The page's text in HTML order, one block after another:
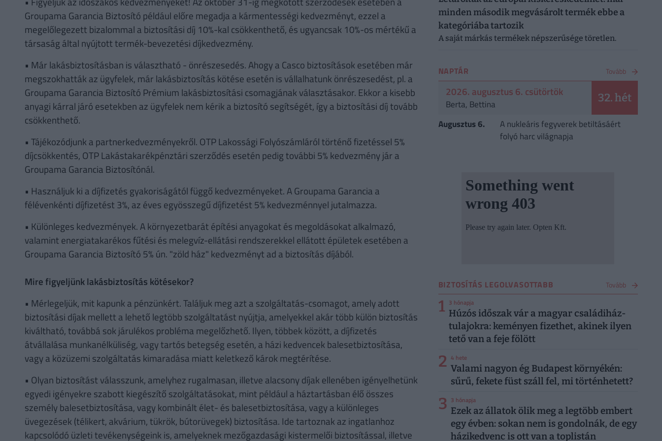
Groupama Garancia Biztosító például előre megadja a kármentességi kedvezményt, ezzel a
megelőlegezett bizalommal a biztosítási díj 10%-kal csökkenthető, és ugyancsak 10%-os mértékű a
társaság által nyújtott termék-bevezetési díjkedvezmény.
• Már lakásbiztosításban is választható - önrészesedés. Ahogy a Casco biztosítások esetében már
megszokhatták az ügyfelek, már lakásbiztosítás kötése esetén is vállalhatunk önrészesedést, pl. a
Groupama Garancia Biztosító Prémium lakásbiztosítási csomagjának választásakor. Ekkor a kisebb
anyagi kárral járó esetekben az ügyfelek nem kérik a biztosító segítségét, így a biztosítási díj tovább
csökkenthető.
• Tájékozódjunk a partnerkedvezményekről. OTP Lakossági Folyószámláról történő fizetéssel 5%
díjcsökkentés, OTP Lakástakarékpénztári szerződés esetén pedig további 5% kedvezmény jár a
Groupama Garancia Biztosítónál.
• Használjuk ki a díjfizetés gyakoriságától függő kedvezményeket. A Groupama Garancia a
félévenkénti díjfizetést 3%, az éves egyösszegű díjfizetést 5% kedvezménnyel jutalmazza.
• Különleges kedvezmények. A környezetbarát építési anyagokat és megoldásokat alkalmazó,
valamint energiatakarékos fűtési és melegvíz-ellátási rendszerekkel ellátott épületek esetében a
Groupama Garancia Biztosító 5% ún. "zöld ház" kedvezményt ad a biztosítás díjából.
Mire figyeljünk lakásbiztosítás kötésekor?
• Mérlegeljük, mit kapunk a pénzünkért. Találjuk meg azt a szolgáltatás-csomagot, amely adott
biztosítási díjak mellett a lehető legtöbb szolgáltatást nyújtja, amelyekkel akár több külön biztosítás
kiváltható, továbbá sok járulékos probléma megelőzhető. Ilyen, többek között, a díjfizetés
átvállalása munkanélküliség, vagy tartós betegség esetén, a házi kedvencek balesetbiztosítása,
vagy a közüzemi szolgáltatás kimaradása miatt keletkező károk megtérítése.
• Olyan biztosítást válasszunk, amelyhez rugalmasan, illetve alacsony díjak ellenében igényelhetünk
egyedi igényekre szabott kiegészítő szolgáltatásokat, mint például a háztartásban élő összes
személy balesetbiztosítása, vagy kombinált élet- és balesetbiztosítása, vagy a különleges
üvegezések (télikert, akvárium, tükrök, bútorüvegek) biztosítása. Ide tartoznak az ingatlanhoz
kapcsolódó üzleti tevékenységeink is, amelyeknek mezőgazdasági kistermelői biztosítással, illetve
minden második megvásárolt termék ebbe a
kategóriába tartozik
A saját márkás termékek népszerűsége töretlen.
NAPTÁR Tovább
2026. augusztus 6. csütörtök
Berta, Bettina 32. hét
Augusztus 6.
A nukleáris fegyverek betiltásáért
folyó harc világnapja
BIZTOSÍTÁS LEGOLVASOTTABB Tovább
1 3 hónapja
Húzós időszak vár a magyar családiház-
tulajokra: keményen fizethet, akinek ilyen
tető van a feje fölött
2 4 hete
Valami nagyon ég Budapest környékén:
sűrű, fekete füst száll fel, mi történhetett?
3 3 hónapja
Ezek az állatok ölik meg a legtöbb embert
egy évben: sokan nem is gondolnák, de egy
házikedvenc is ott van a toplistán